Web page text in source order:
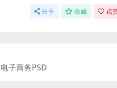
分享 收藏 点
子商务PSD